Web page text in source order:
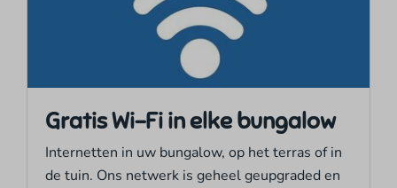
Gratis Wi-Fi in elke bungalow
Internetten in uw bungalow, op het terras of in
de tuin. Ons netwerk is geheel geupgraded en